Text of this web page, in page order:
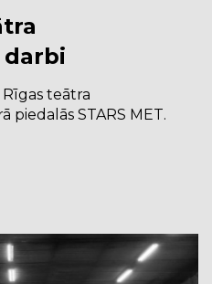
teātra
piedalās STARS MET.